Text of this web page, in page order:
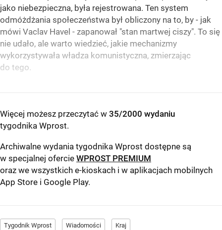
jako niebezpieczna, była rejestrowana. Ten system
odmóżdżania społeczeństwa był obliczony na to, by - jak
mówi Vaclav Havel - zapanował "stan martwej ciszy". To się
nie udało, ale warto wiedzieć, jakie mechanizmy
wykorzystywała władza komunistyczna, zmierzając
do tego.
Więcej możesz przeczytać w 35/2000 wydaniu
tygodnika Wprost.
Archiwalne wydania tygodnika Wprost dostępne są
w specjalnej ofercie WPROST PREMIUM
oraz we wszystkich e-kioskach i w aplikacjach mobilnych
App Store i Google Play.
Tygodnik Wprost Wiadomości Kraj